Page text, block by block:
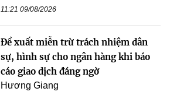
11:21 09/08/2026
Đề xuất miễn trừ trách nhiệm dân
sự, hình sự cho ngân hàng khi báo
cáo giao dịch đáng ngờ
Hương Giang